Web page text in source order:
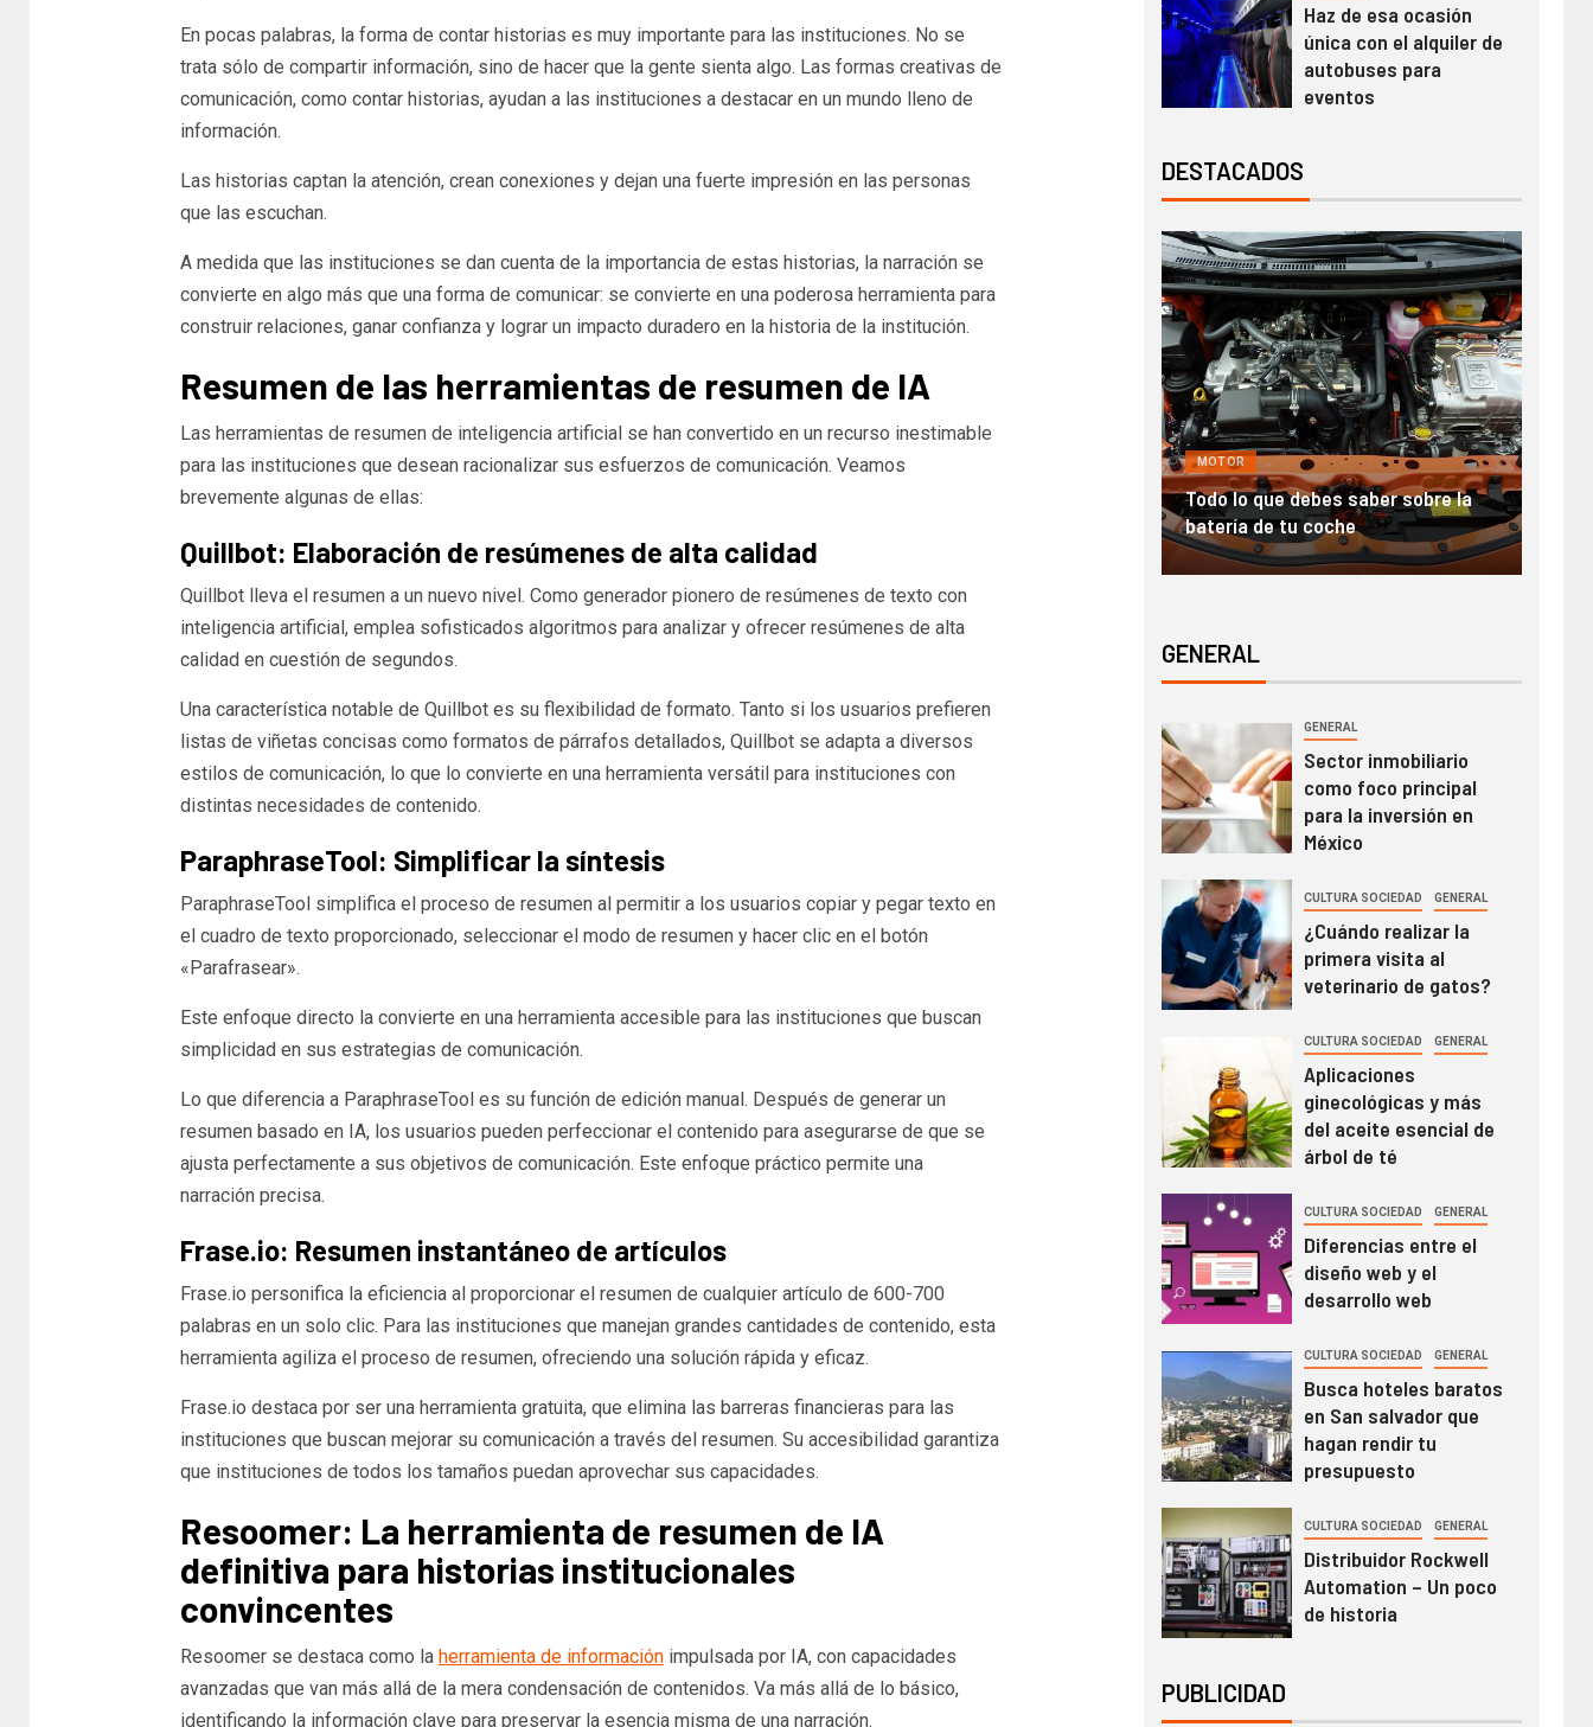
En pocas palabras, la forma de contar historias es muy importante para las instituciones. No se
trata sólo de compartir información, sino de hacer que la gente sienta algo. Las formas creativas de
comunicación, como contar historias, ayudan a las instituciones a destacar en un mundo lleno de
información.
Las historias captan la atención, crean conexiones y dejan una fuerte impresión en las personas
que las escuchan.
A medida que las instituciones se dan cuenta de la importancia de estas historias, la narración se
convierte en algo más que una forma de comunicar: se convierte en una poderosa herramienta para
construir relaciones, ganar confianza y lograr un impacto duradero en la historia de la institución.
Resumen de las herramientas de resumen de IA
Las herramientas de resumen de inteligencia artificial se han convertido en un recurso inestimable
para las instituciones que desean racionalizar sus esfuerzos de comunicación. Veamos
brevemente algunas de ellas:
Quillbot: Elaboración de resúmenes de alta calidad
Quillbot lleva el resumen a un nuevo nivel. Como generador pionero de resúmenes de texto con
inteligencia artificial, emplea sofisticados algoritmos para analizar y ofrecer resúmenes de alta
calidad en cuestión de segundos.
Una característica notable de Quillbot es su flexibilidad de formato. Tanto si los usuarios prefieren
listas de viñetas concisas como formatos de párrafos detallados, Quillbot se adapta a diversos
estilos de comunicación, lo que lo convierte en una herramienta versátil para instituciones con
distintas necesidades de contenido.
ParaphraseTool: Simplificar la síntesis
ParaphraseTool simplifica el proceso de resumen al permitir a los usuarios copiar y pegar texto en
el cuadro de texto proporcionado, seleccionar el modo de resumen y hacer clic en el botón
«Parafrasear».
Este enfoque directo la convierte en una herramienta accesible para las instituciones que buscan
simplicidad en sus estrategias de comunicación.
Lo que diferencia a ParaphraseTool es su función de edición manual. Después de generar un
resumen basado en IA, los usuarios pueden perfeccionar el contenido para asegurarse de que se
ajusta perfectamente a sus objetivos de comunicación. Este enfoque práctico permite una
narración precisa.
Frase.io: Resumen instantáneo de artículos
Frase.io personifica la eficiencia al proporcionar el resumen de cualquier artículo de 600-700
palabras en un solo clic. Para las instituciones que manejan grandes cantidades de contenido, esta
herramienta agiliza el proceso de resumen, ofreciendo una solución rápida y eficaz.
Frase.io destaca por ser una herramienta gratuita, que elimina las barreras financieras para las
instituciones que buscan mejorar su comunicación a través del resumen. Su accesibilidad garantiza
que instituciones de todos los tamaños puedan aprovechar sus capacidades.
Resoomer: La herramienta de resumen de IA
definitiva para historias institucionales
convincentes
Resoomer se destaca como la herramienta de informaciónimpulsada por IA, con capacidades
avanzadas que van más allá de la mera condensación de contenidos. Va más allá de lo básico,
identificando la información clave para preservar la esencia misma de una narración.
Haz de esa ocasión
única con el alquiler de
autobuses para
eventos
DESTACADOS
MOTOR MOTOR MOTOR
Todo lo que debes saber sobre la
batería de tu coche
GENERAL
GENERAL
Sector inmobiliario
como foco principal
para la inversión en
México
CULTURA SOCIEDAD GENERAL
¿Cuándo realizar la
primera visita al
veterinario de gatos?
CULTURA SOCIEDAD GENERAL
Aplicaciones
ginecológicas y más
del aceite esencial de
árbol de té
CULTURA SOCIEDAD GENERAL
Diferencias entre el
diseño web y el
desarrollo web
CULTURA SOCIEDAD GENERAL
Busca hoteles baratos
en San salvador que
hagan rendir tu
presupuesto
CULTURA SOCIEDAD GENERAL
Distribuidor Rockwell
Automation – Un poco
de historia
PUBLICIDAD